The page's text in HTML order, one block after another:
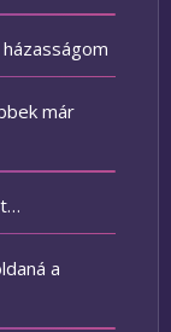
már
a